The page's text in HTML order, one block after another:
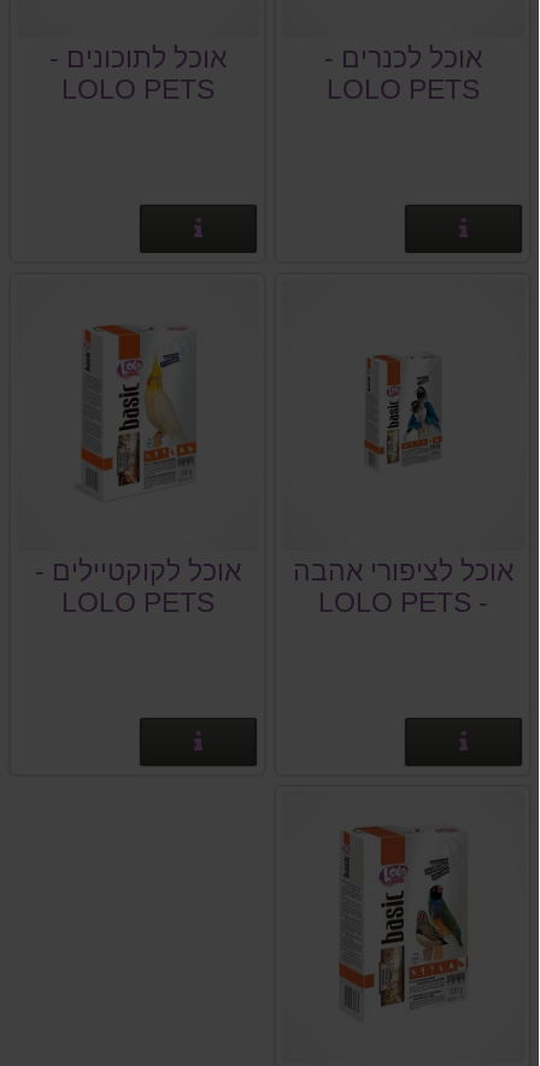
אוכל לכנרים -
LOLO PETS
אוכל לתוכונים -
LOLO PETS
אוכל לציפורי אהבה
- LOLO PETS
אוכל לקוקטיילים -
LOLO PETS